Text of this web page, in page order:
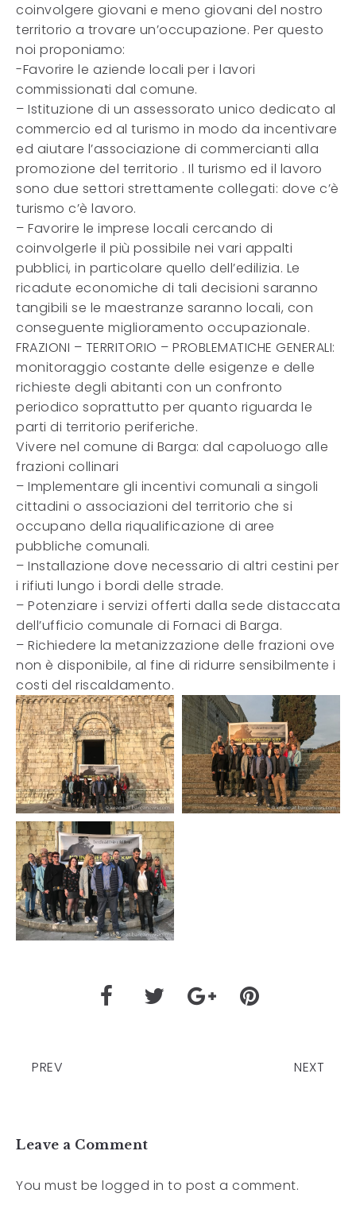
coinvolgere giovani e meno giovani del nostro
territorio a trovare un’occupazione. Per questo
noi proponiamo:
-Favorire le aziende locali per i lavori
commissionati dal comune.
– Istituzione di un assessorato unico dedicato al
commercio ed al turismo in modo da incentivare
ed aiutare l’associazione di commercianti alla
promozione del territorio . Il turismo ed il lavoro
sono due settori strettamente collegati: dove c’è
turismo c’è lavoro.
– Favorire le imprese locali cercando di
coinvolgerle il più possibile nei vari appalti
pubblici, in particolare quello dell’edilizia. Le
ricadute economiche di tali decisioni saranno
tangibili se le maestranze saranno locali, con
conseguente miglioramento occupazionale.
FRAZIONI – TERRITORIO – PROBLEMATICHE GENERALI:
monitoraggio costante delle esigenze e delle
richieste degli abitanti con un confronto
periodico soprattutto per quanto riguarda le
parti di territorio periferiche.
Vivere nel comune di Barga: dal capoluogo alle
frazioni collinari
– Implementare gli incentivi comunali a singoli
cittadini o associazioni del territorio che si
occupano della riqualificazione di aree
pubbliche comunali.
– Installazione dove necessario di altri cestini per
i rifiuti lungo i bordi delle strade.
– Potenziare i servizi offerti dalla sede distaccata
dell’ufficio comunale di Fornaci di Barga.
– Richiedere la metanizzazione delle frazioni ove
non è disponibile, al fine di ridurre sensibilmente i
costi del riscaldamento.
PREV NEXT
Leave a Comment
You must be logged in to post a comment.